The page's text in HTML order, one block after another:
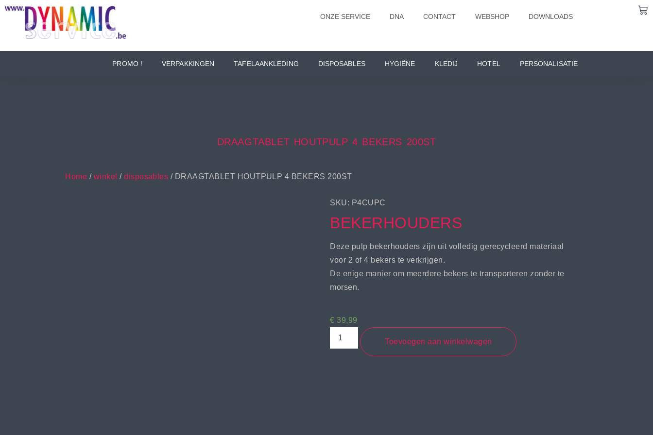
ONZE SERVICE DNA CONTACT WEBSHOP DOWNLOADS
PROMO ! VERPAKKINGEN TAFELAANKLEDING DISPOSABLES HYGIËNE KLEDIJ HOTEL PERSONALISATIE
DRAAGTABLET HOUTPULP 4 BEKERS 200ST
Home / winkel /disposables / DRAAGTABLET HOUTPULP 4 BEKERS 200ST
SKU: P4CUPC
BEKERHOUDERS
Deze pulp bekerhouders zijn uit volledig gerecycleerd materiaal
voor 2 of 4 bekers te verkrijgen.
De enige manier om meerdere bekers te transporteren zonder te
morsen.
€ 39,99
Toevoegen aan winkelwagen